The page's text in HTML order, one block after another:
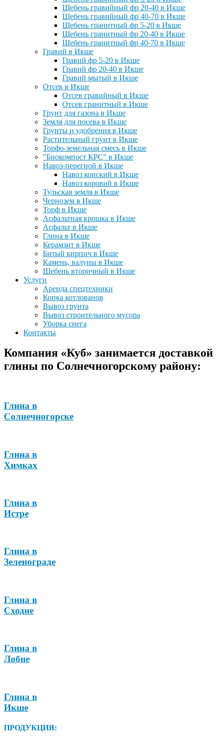
Щебень гравийный фр 20-40 в Икше
Щебень гравийный фр 40-70 в Икше
Щебень гранитный фр 5-20 в Икше
Щебень гранитный фр 20-40 в Икше
Щебень гранитный фр 40-70 в Икше
Гравий в Икше
Гравий фр 5-20 в Икше
Гравий фр 20-40 в Икше
Гравий мытый в Икше
Отсев в Икше
Отсев гравийный в Икше
Отсев гранитный в Икше
Грунт для газона в Икше
Земля для посева в Икше
Грунты и удобрения в Икше
Растительный грунт в Икше
Торфо-земельная смесь в Икше
"Биокомпост КРС" в Икше
Навоз-перегной в Икше
Навоз конский в Икше
Навоз коровий в Икше
Тульская земля в Икше
Чернозем в Икше
Торф в Икше
Асфальтная крошка в Икше
Асфальт в Икше
Глина в Икше
Керамзит в Икше
Битый кирпич в Икше
Камень, валуны в Икше
Щебень вторичный в Икше
Услуги
Аренда спецтехники
Копка котлованов
Вывоз грунта
Вывоз строительного мусора
Уборка снега
Контакты
Компания «Куб» занимается доставкой
глины по Солнечногорскому району:
Глина в
Солнечногорске
Глина в
Химках
Глина в
Истре
Глина в
Зеленограде
Глина в
Сходне
Глина в
Лобне
Глина в
Икше
ПРОДУКЦИЯ: